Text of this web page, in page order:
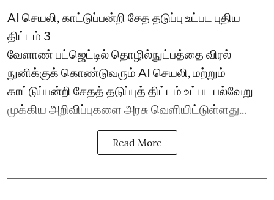
AI செயலி, காட்டுப்பன்றி சேத தடுப்பு உட்பட புதிய
திட்டம் 3
வேளாண் பட்ஜெட்டில் தொழில்நுட்பத்தை விரல்
நுனிக்குக் கொண்டுவரும் AI செயலி, மற்றும்
காட்டுப்பன்றி சேதத் தடுப்புத் திட்டம் உட்பட பல்வேறு
முக்கிய அறிவிப்புகளை அரசு வெளியிட்டுள்ளது...
Read More